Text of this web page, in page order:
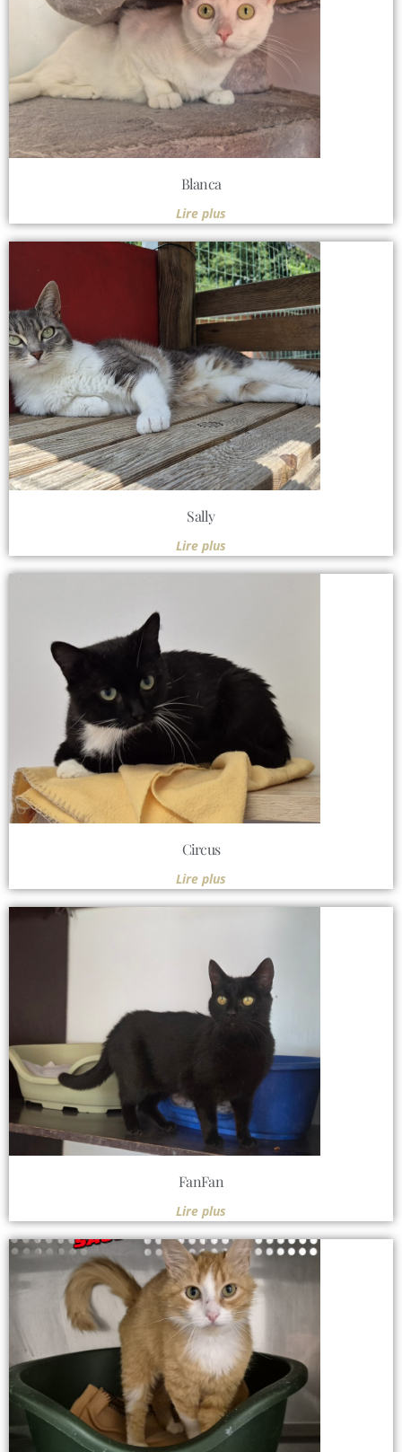
Blanca
Lire plus
Sally
Lire plus
Circus
Lire plus
FanFan
Lire plus